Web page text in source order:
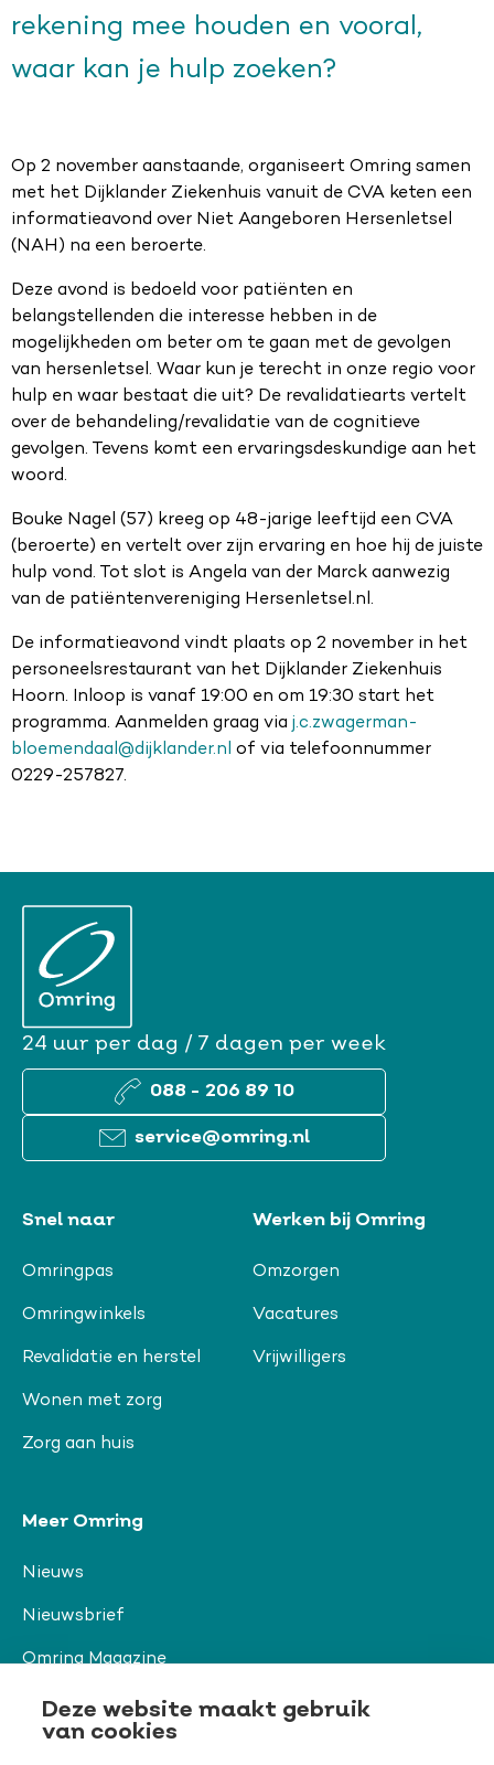
Deze website maakt gebruik
van cookies
rekening mee houden en vooral,
waar kan je hulp zoeken?
Op 2 november aanstaande, organiseert Omring samen
met het Dijklander Ziekenhuis vanuit de CVA keten een
informatieavond over Niet Aangeboren Hersenletsel
(NAH) na een beroerte.
Deze avond is bedoeld voor patiënten en
belangstellenden die interesse hebben in de
mogelijkheden om beter om te gaan met de gevolgen
van hersenletsel. Waar kun je terecht in onze regio voor
hulp en waar bestaat die uit? De revalidatiearts vertelt
over de behandeling/revalidatie van de cognitieve
gevolgen. Tevens komt een ervaringsdeskundige aan het
woord.
Bouke Nagel (57) kreeg op 48-jarige leeftijd een CVA
(beroerte) en vertelt over zijn ervaring en hoe hij de juiste
hulp vond. Tot slot is Angela van der Marck aanwezig
van de patiëntenvereniging Hersenletsel.nl.
De informatieavond vindt plaats op 2 november in het
personeelsrestaurant van het Dijklander Ziekenhuis
Hoorn. Inloop is vanaf 19:00 en om 19:30 start het
programma. Aanmelden graag via j.c.zwagerman-
bloemendaal@dijklander.nl of via telefoonnummer
0229-257827.
24 uur per dag / 7 dagen per week
088 - 206 89 10
service@omring.nl
Snel naar
Omringpas
Omringwinkels
Revalidatie en herstel
Wonen met zorg
Zorg aan huis
Werken bij Omring
Omzorgen
Vacatures
Vrijwilligers
Meer Omring
Nieuws
Nieuwsbrief
Omring Magazine
Verwijzers